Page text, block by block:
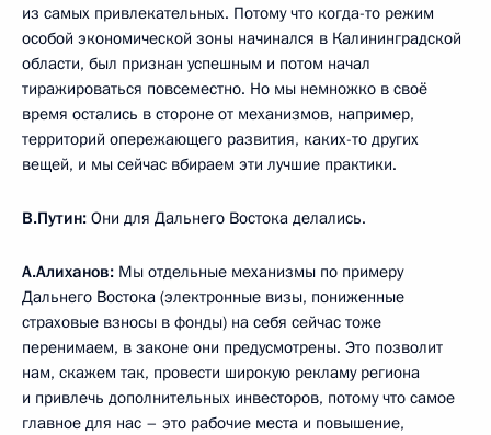
из самых привлекательных. Потому что когда-то режим
особой экономической зоны начинался в Калининградской
области, был признан успешным и потом начал
тиражироваться повсеместно. Но мы немножко в своё
время остались в стороне от механизмов, например,
территорий опережающего развития, каких-то других
вещей, и мы сейчас вбираем эти лучшие практики.
В.Путин: Они для Дальнего Востока делались.
А.Алиханов: Мы отдельные механизмы по примеру
Дальнего Востока (электронные визы, пониженные
страховые взносы в фонды) на себя сейчас тоже
перенимаем, в законе они предусмотрены. Это позволит
нам, скажем так, провести широкую рекламу региона
и привлечь дополнительных инвесторов, потому что самое
главное для нас – это рабочие места и повышение,